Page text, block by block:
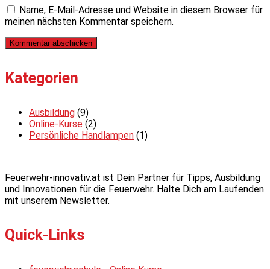
Name, E-Mail-Adresse und Website in diesem Browser für
meinen nächsten Kommentar speichern.
Kategorien
Ausbildung (9)
Online-Kurse (2)
Persönliche Handlampen (1)
Feuerwehr-innovativ.at ist Dein Partner für Tipps, Ausbildung
und Innovationen für die Feuerwehr. Halte Dich am Laufenden
mit unserem Newsletter.
Quick-Links